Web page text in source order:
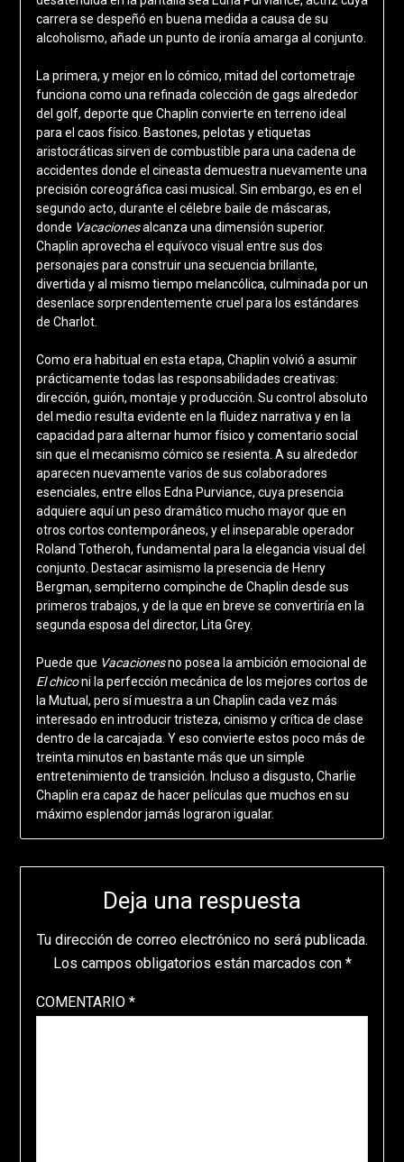
carrera se despeñó en buena medida a causa de su
alcoholismo, añade un punto de ironía amarga al conjunto.
La primera, y mejor en lo cómico, mitad del cortometraje
funciona como una refinada colección de gags alrededor
del golf, deporte que Chaplin convierte en terreno ideal
para el caos físico. Bastones, pelotas y etiquetas
aristocráticas sirven de combustible para una cadena de
accidentes donde el cineasta demuestra nuevamente una
precisión coreográfica casi musical. Sin embargo, es en el
segundo acto, durante el célebre baile de máscaras,
donde Vacacionesalcanza una dimensión superior.
Chaplin aprovecha el equívoco visual entre sus dos
personajes para construir una secuencia brillante,
divertida y al mismo tiempo melancólica, culminada por un
desenlace sorprendentemente cruel para los estándares
de Charlot.
Como era habitual en esta etapa, Chaplin volvió a asumir
prácticamente todas las responsabilidades creativas:
dirección, guión, montaje y producción. Su control absoluto
del medio resulta evidente en la fluidez narrativa y en la
capacidad para alternar humor físico y comentario social
sin que el mecanismo cómico se resienta. A su alrededor
aparecen nuevamente varios de sus colaboradores
esenciales, entre ellos Edna Purviance, cuya presencia
adquiere aquí un peso dramático mucho mayor que en
otros cortos contemporáneos, y el inseparable operador
Roland Totheroh, fundamental para la elegancia visual del
conjunto. Destacar asimismo la presencia de Henry
Bergman, sempiterno compinche de Chaplin desde sus
primeros trabajos, y de la que en breve se convertiría en la
segunda esposa del director, Lita Grey.
Puede que Vacacionesno posea la ambición emocional de
El chiconi la perfección mecánica de los mejores cortos de
la Mutual, pero sí muestra a un Chaplin cada vez más
interesado en introducir tristeza, cinismo y crítica de clase
dentro de la carcajada. Y eso convierte estos poco más de
treinta minutos en bastante más que un simple
entretenimiento de transición. Incluso a disgusto, Charlie
Chaplin era capaz de hacer películas que muchos en su
máximo esplendor jamás lograron igualar.
Deja una respuesta
Tu dirección de correo electrónico no será publicada.
Los campos obligatorios están marcados con *
COMENTARIO *